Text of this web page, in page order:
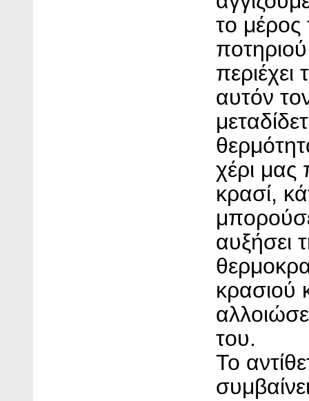
το μέρος
αυτόν
χέρι μας
κρασί,
αυξήσει
κρασιού
του.
Το